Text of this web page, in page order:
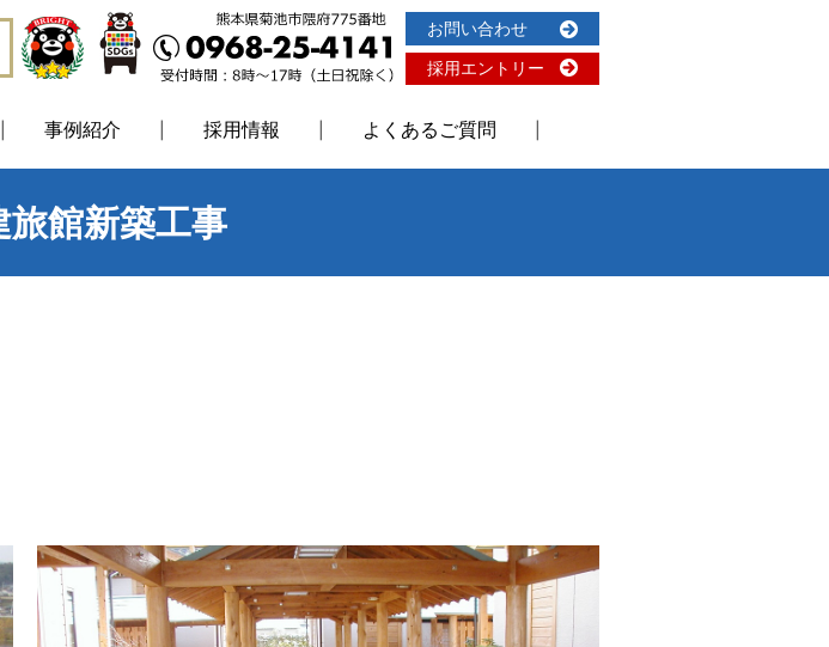
お問い合わせ
採用エントリー
事例紹介 採用情報 よくあるご質問
旅館新築工事